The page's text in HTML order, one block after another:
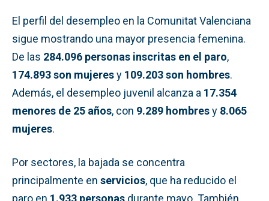
El perfil del desempleo en la Comunitat Valenciana
sigue mostrando una mayor presencia femenina.
De las 284.096 personas inscritas en el paro,
174.893 son mujeresy 109.203 son hombres.
Además, el desempleo juvenil alcanza a 17.354
menores de 25 años, con 9.289 hombresy 8.065
mujeres.
Por sectores, la bajada se concentra
principalmente en servicios, que ha reducido el
paro en 1.933 personas durante mayo. También